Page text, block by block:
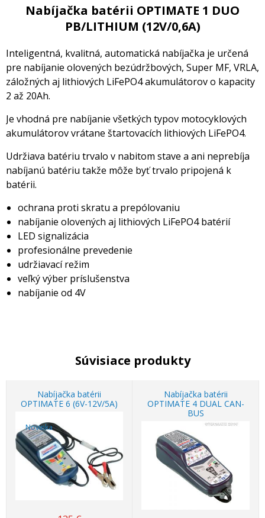
Nabíjačka batérii OPTIMATE 1 DUO
PB/LITHIUM (12V/0,6A)
Inteligentná, kvalitná, automatická nabíjačka je určená
pre nabíjanie olovených bezúdržbových, Super MF, VRLA,
záložných aj lithiových LiFePO4 akumulátorov o kapacity
2 až 20Ah.
Je vhodná pre nabíjanie všetkých typov motocyklových
akumulátorov vrátane štartovacích lithiových LiFePO4.
Udržiava batériu trvalo v nabitom stave a ani neprebíja
nabíjanú batériu takže môže byť trvalo pripojená k
batérii.
ochrana proti skratu a prepólovaniu
nabíjanie olovených aj lithiových LiFePO4 batérií
LED signalizácia
profesionálne prevedenie
udržiavací režim
veľký výber príslušenstva
nabíjanie od 4V
Súvisiace produkty
Nabíjačka batérii
OPTIMATE 6 (6V-12V/5A)
Novinka
Nabíjačka batérii
OPTIMATE 4 DUAL CAN-
BUS